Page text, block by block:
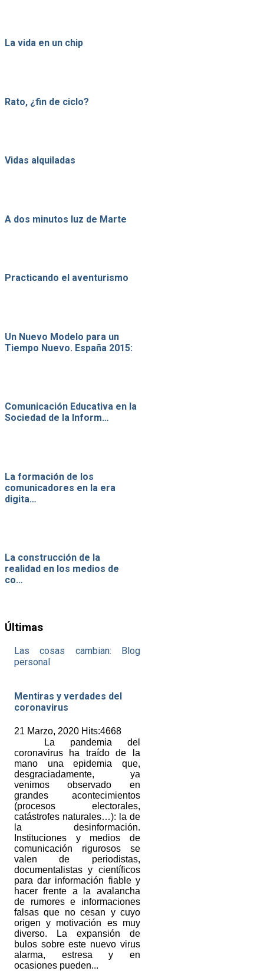
La vida en un chip
Rato, ¿fin de ciclo?
Vidas alquiladas
A dos minutos luz de Marte
Practicando el aventurismo
Un Nuevo Modelo para un
Tiempo Nuevo. España 2015:
Comunicación Educativa en la
Sociedad de la Inform…
La formación de los
comunicadores en la era
digita…
La construcción de la
realidad en los medios de
co…
Últimas
Las cosas cambian: Blog
personal
Mentiras y verdades del
coronavirus
21 Marzo, 2020 Hits:4668
La pandemia del
coronavirus ha traído de la
mano una epidemia que,
desgraciadamente, ya
venimos observado en
grandes acontecimientos
(procesos electorales,
catástrofes naturales…): la de
la desinformación.
Instituciones y medios de
comunicación rigurosos se
valen de periodistas,
documentalistas y científicos
para dar información fiable y
hacer frente a la avalancha
de rumores e informaciones
falsas que no cesan y cuyo
origen y motivación es muy
diverso. La expansión de
bulos sobre este nuevo virus
alarma, estresa y en
ocasiones pueden...